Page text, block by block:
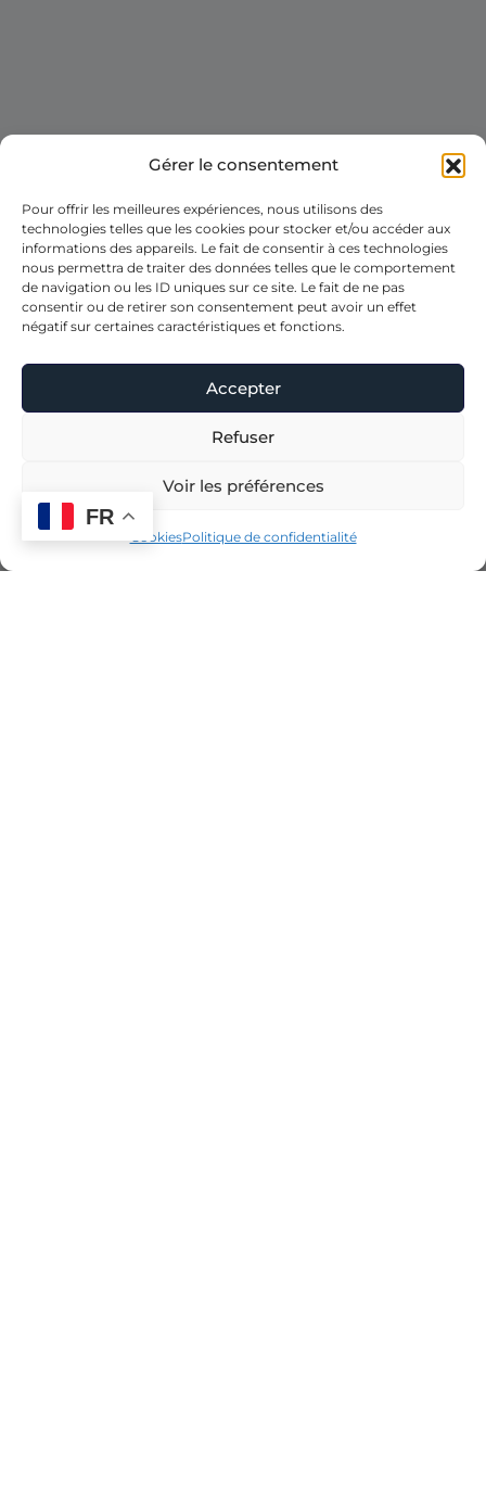
Gérer le consentement
Pour offrir les meilleures expériences, nous utilisons des
technologies telles que les cookies pour stocker et/ou accéder aux
informations des appareils. Le fait de consentir à ces technologies
nous permettra de traiter des données telles que le comportement
de navigation ou les ID uniques sur ce site. Le fait de ne pas
consentir ou de retirer son consentement peut avoir un effet
négatif sur certaines caractéristiques et fonctions.
Accepter
Refuser
Voir les préférences
CookiesPolitique de confidentialité
FR